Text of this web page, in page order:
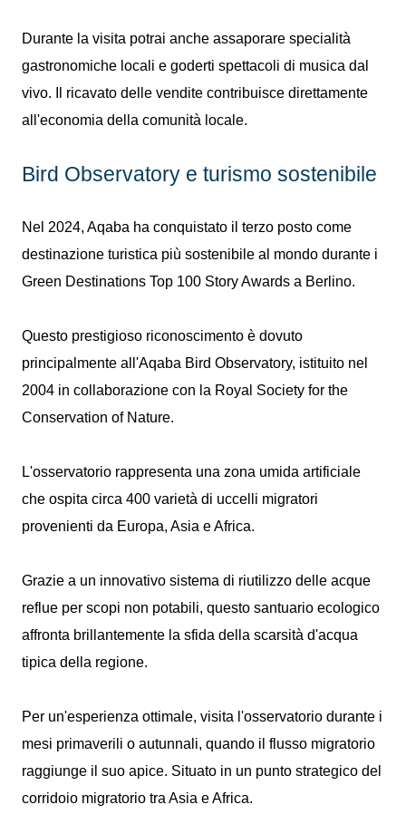
Durante la visita potrai anche assaporare specialità
gastronomiche locali e goderti spettacoli di musica dal
vivo. Il ricavato delle vendite contribuisce direttamente
all'economia della comunità locale.
Bird Observatory e turismo sostenibile
Nel 2024, Aqaba ha conquistato il terzo posto come
destinazione turistica più sostenibile al mondo durante i
Green Destinations Top 100 Story Awards a Berlino.
Questo prestigioso riconoscimento è dovuto
principalmente all'Aqaba Bird Observatory, istituito nel
2004 in collaborazione con la Royal Society for the
Conservation of Nature.
L'osservatorio rappresenta una zona umida artificiale
che ospita circa 400 varietà di uccelli migratori
provenienti da Europa, Asia e Africa.
Grazie a un innovativo sistema di riutilizzo delle acque
reflue per scopi non potabili, questo santuario ecologico
affronta brillantemente la sfida della scarsità d'acqua
tipica della regione.
Per un'esperienza ottimale, visita l'osservatorio durante i
mesi primaverili o autunnali, quando il flusso migratorio
raggiunge il suo apice. Situato in un punto strategico del
corridoio migratorio tra Asia e Africa.